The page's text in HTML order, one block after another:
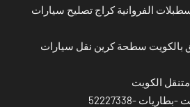
الفروانية كراج تصليح سيارات
سطحة كرين نقل سيارات
الكويت
-52227338